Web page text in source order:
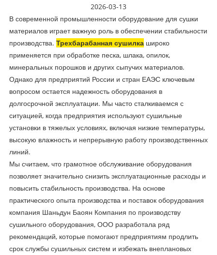
2026-03-13
В современной промышленности оборудование для сушки
материалов играет важную роль в обеспечении стабильности
производства. Трехбарабанная сушилкашироко
применяется при обработке песка, шлака, опилок,
минеральных порошков и других сыпучих материалов.
Однако для предприятий России и стран ЕАЭС ключевым
вопросом остается надежность оборудования в
долгосрочной эксплуатации. Мы часто сталкиваемся с
ситуацией, когда предприятия используют сушильные
установки в тяжелых условиях, включая низкие температуры,
высокую влажность и непрерывную работу производственных
линий.
Мы считаем, что грамотное обслуживание оборудования
позволяет значительно снизить эксплуатационные расходы и
повысить стабильность производства. На основе
практического опыта производства и поставок оборудования
компания Шаньдун Баоян Компания по производству
сушильного оборудования, ООО разработала ряд
рекомендаций, которые помогают предприятиям продлить
срок службы сушильных систем и избежать внеплановых